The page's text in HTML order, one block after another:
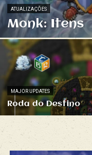
ATUALIZAÇÕES
Monk: Itens
MAJOR UPDATES
Roda do Destino